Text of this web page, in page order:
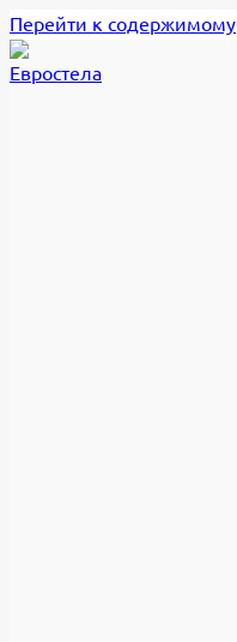
Перейти к содержимому